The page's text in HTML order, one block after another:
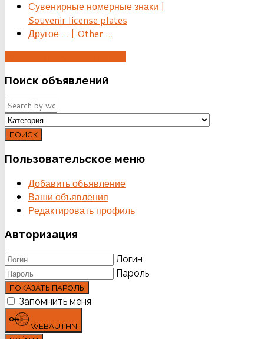
Сувенирные номерные знаки |
Souvenir license plates
Другое ... | Other ...
Поиск объявлений
ПОИСК
Пользовательское меню
Добавить объявление
Ваши объявления
Редактировать профиль
Авторизация
Логин
Пароль
ПОКАЗАТЬ ПАРОЛЬ
Запомнить меня
WEBAUTHN